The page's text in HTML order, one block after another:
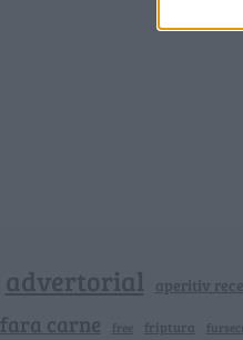
advertorial aperitiv rece
fara carne free friptura